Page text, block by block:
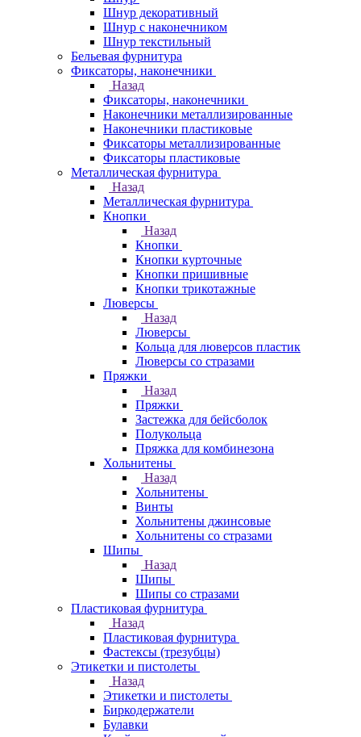
Шнур декоративный
Шнур с наконечником
Шнур текстильный
Бельевая фурнитура
Фиксаторы, наконечники
Назад
Фиксаторы, наконечники
Наконечники металлизированные
Наконечники пластиковые
Фиксаторы металлизированные
Фиксаторы пластиковые
Металлическая фурнитура
Назад
Металлическая фурнитура
Кнопки
Назад
Кнопки
Кнопки курточные
Кнопки пришивные
Кнопки трикотажные
Люверсы
Назад
Люверсы
Кольца для люверсов пластик
Люверсы со стразами
Пряжки
Назад
Пряжки
Застежка для бейсболок
Полукольца
Пряжка для комбинезона
Хольнитены
Назад
Хольнитены
Винты
Хольнитены джинсовые
Хольнитены со стразами
Шипы
Назад
Шипы
Шипы со стразами
Пластиковая фурнитура
Назад
Пластиковая фурнитура
Фастексы (трезубцы)
Этикетки и пистолеты
Назад
Этикетки и пистолеты
Биркодержатели
Булавки